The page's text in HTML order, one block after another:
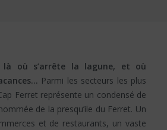
où s’arrête la lagune, et où
Ferret représente un condensé de
de la presqu’ile du Ferret. Un
et de restaurants, un vaste